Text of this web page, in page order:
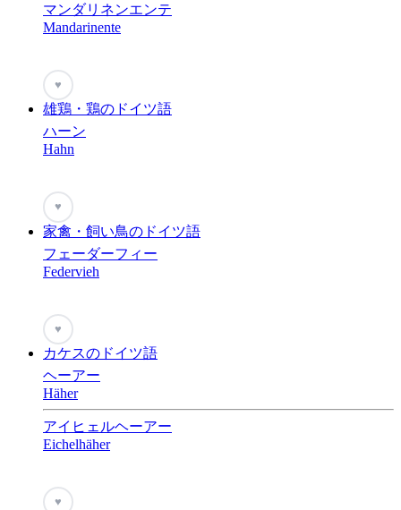
マンダリネンエンテ
Mandarinente
♥
雄鶏・鶏のドイツ語
ハーン
Hahn
♥
家禽・飼い鳥のドイツ語
フェーダーフィー
Federvieh
♥
カケスのドイツ語
ヘーアー
Häher
アイヒェルヘーアー
Eichelhäher
♥